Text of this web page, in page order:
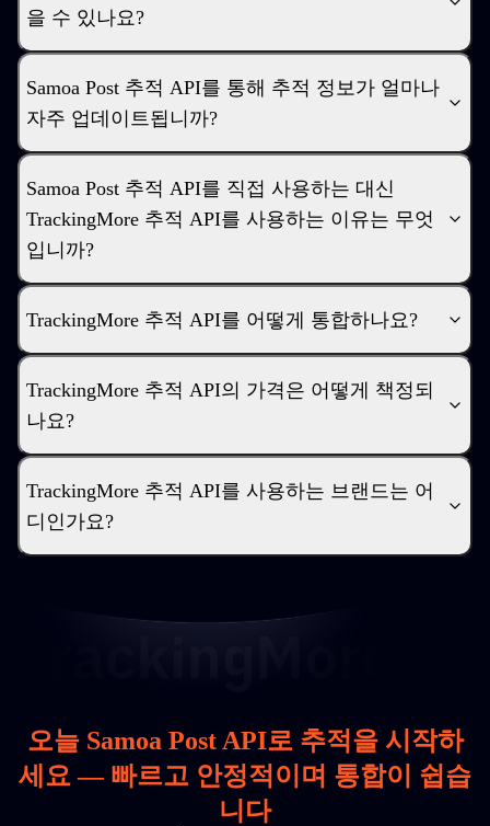
을 수 있나요?
Samoa Post 추적 API를 통해 추적 정보가 얼마나
자주 업데이트됩니까?
Samoa Post 추적 API를 직접 사용하는 대신
TrackingMore 추적 API를 사용하는 이유는 무엇
입니까?
TrackingMore 추적 API를 어떻게 통합하나요?
TrackingMore 추적 API의 가격은 어떻게 책정되
나요?
TrackingMore 추적 API를 사용하는 브랜드는 어
디인가요?
오늘 Samoa Post API로 추적을 시작하
세요 — 빠르고 안정적이며 통합이 쉽습
니다